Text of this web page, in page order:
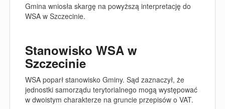
Gmina wniosła skargę na powyższą interpretację do
WSA w Szczecinie.
Stanowisko WSA w
Szczecinie
WSA poparł stanowisko Gminy. Sąd zaznaczył, że
jednostki samorządu terytorialnego mogą występować
w dwoistym charakterze na gruncie przepisów o VAT.